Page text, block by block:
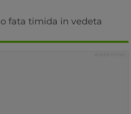
fata timida in vedeta